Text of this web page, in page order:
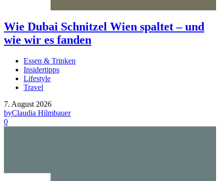
Wie Dubai Schnitzel Wien spaltet – und
wie wir es fanden
Essen & Trinken
Insidertipps
Lifestyle
Travel
7. August 2026
byClaudia Hilmbauer
0